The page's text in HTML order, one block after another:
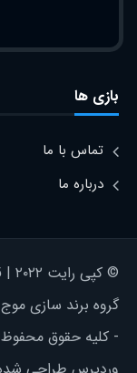
بازی ها
تماس با ما
درباره ما
©
گروه برند سازی
- کلیه حقوق